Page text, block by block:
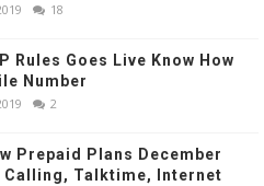
18
Rules Goes Live Know How
Number
2
Prepaid Plans December
Calling, Talktime, Internet